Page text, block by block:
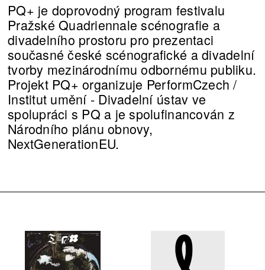
PQ+ je doprovodný program festivalu
Pražské Quadriennale scénografie a
divadelního prostoru pro prezentaci
současné české scénografické a divadelní
tvorby mezinárodnímu odbornému publiku.
Projekt PQ+ organizuje PerformCzech /
Institut umění - Divadelní ústav ve
spolupráci s PQ a je spolufinancován z
Národního plánu obnovy,
NextGenerationEU.